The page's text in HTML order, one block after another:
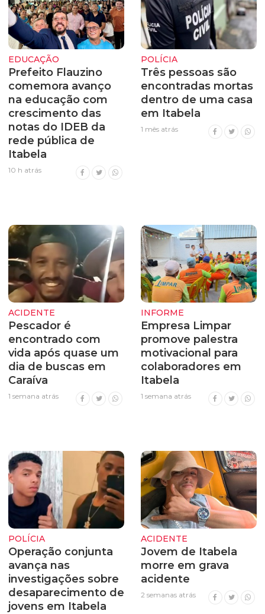
EDUCAÇÃO
Prefeito Flauzino
comemora avanço
na educação com
crescimento das
notas do IDEB da
rede pública de
Itabela
10 h atrás
POLÍCIA
Três pessoas são
encontradas mortas
dentro de uma casa
em Itabela
1 mês atrás
ACIDENTE
Pescador é
encontrado com
vida após quase um
dia de buscas em
Caraíva
1 semana atrás
INFORME
Empresa Limpar
promove palestra
motivacional para
colaboradores em
Itabela
1 semana atrás
POLÍCIA
Operação conjunta
avança nas
investigações sobre
desaparecimento de
jovens em Itabela
ACIDENTE
Jovem de Itabela
morre em grava
acidente
2 semanas atrás